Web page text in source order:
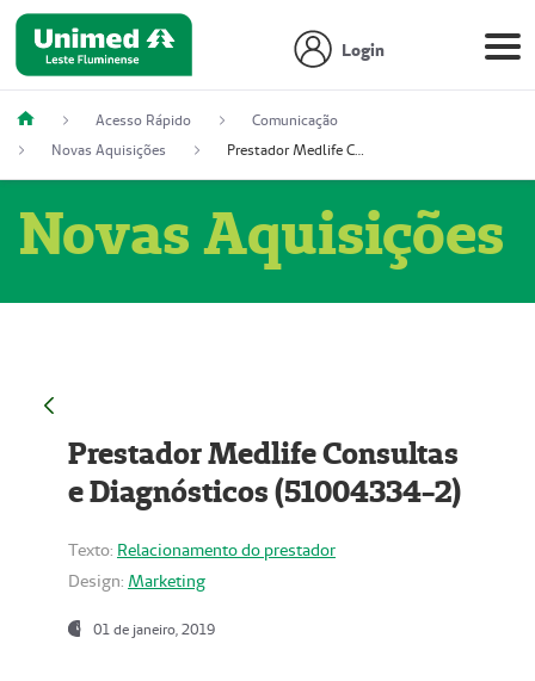
Login
Acesso Rápido
Comunicação
Novas Aquisições
Prestador Medlife Consultas e Diagnósticos (51004334-2)
Novas Aquisições
Prestador Medlife Consultas
e Diagnósticos (51004334-2)
Texto: Relacionamento do prestador
Design: Marketing
01 de janeiro, 2019